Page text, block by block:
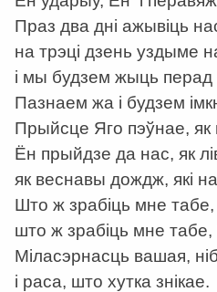
Праз два дні ажывіць
на трэці дзень уздыме
і мы будзем жыць
Пазнаем жа і будзем
Прыйсце Яго пэўнае, як
Ён прыйдзе да нас, як
як веснавы дождж, які
Што ж зрабіць мне
што ж зрабіць мне
Міласэрнасць вашая,
і раса, што хутка знікае.